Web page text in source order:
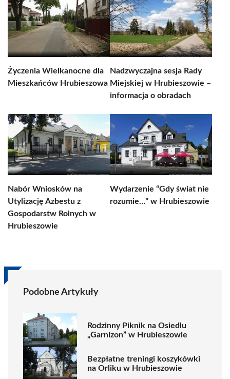
Życzenia Wielkanocne dla
Mieszkańców Hrubieszowa
Nadzwyczajna sesja Rady
Miejskiej w Hrubieszowie –
informacja o obradach
Nabór Wniosków na
Utylizację Azbestu z
Gospodarstw Rolnych w
Hrubieszowie
Wydarzenie “Gdy świat nie
rozumie…” w Hrubieszowie
Podobne Artykuły
Rodzinny Piknik na Osiedlu
„Garnizon” w Hrubieszowie
Bezpłatne treningi koszykówki
na Orliku w Hrubieszowie